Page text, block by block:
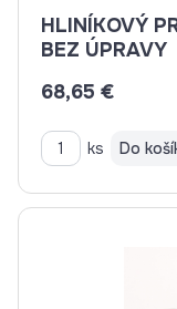
HLINÍKOVÝ
BEZ ÚPRAVY
68,65 €
ks Do